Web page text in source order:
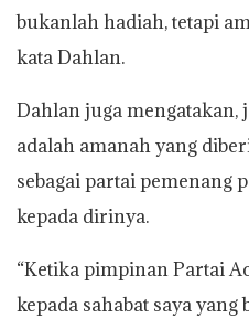
bukanlah hadiah, tetapi
kata Dahlan.
Dahlan juga mengatakan,
adalah amanah yang
sebagai partai pemenang
kepada dirinya.
“Ketika pimpinan Partai
kepada sahabat saya